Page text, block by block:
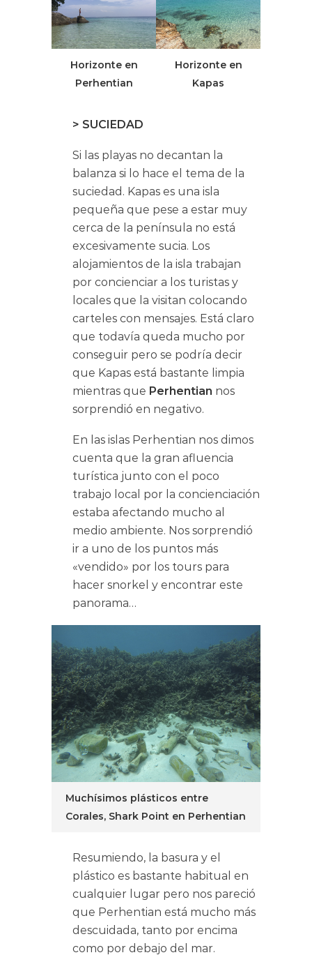
Horizonte en
Perhentian
Horizonte en
Kapas
> SUCIEDAD
Si las playas no decantan la
balanza si lo hace el tema de la
suciedad. Kapas es una isla
pequeña que pese a estar muy
cerca de la península no está
excesivamente sucia. Los
alojamientos de la isla trabajan
por concienciar a los turistas y
locales que la visitan colocando
carteles con mensajes. Está claro
que todavía queda mucho por
conseguir pero se podría decir
que Kapas está bastante limpia
mientras que Perhentian nos
sorprendió en negativo.
En las islas Perhentian nos dimos
cuenta que la gran afluencia
turística junto con el poco
trabajo local por la concienciación
estaba afectando mucho al
medio ambiente. Nos sorprendió
ir a uno de los puntos más
«vendido» por los tours para
hacer snorkel y encontrar este
panorama…
Muchísimos plásticos entre
Corales, Shark Point en Perhentian
Resumiendo, la basura y el
plástico es bastante habitual en
cualquier lugar pero nos pareció
que Perhentian está mucho más
descuidada, tanto por encima
como por debajo del mar.